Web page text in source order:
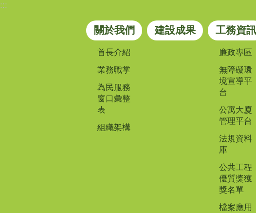
:::
關於我們
首長介紹
業務職掌
為民服務
窗口彙整
表
組織架構
建設成果 工務資訊
廉政專區
無障礙環
境宣導平
台
公寓大廈
管理平台
法規資料
庫
公共工程
優質獎獲
獎名單
檔案應用